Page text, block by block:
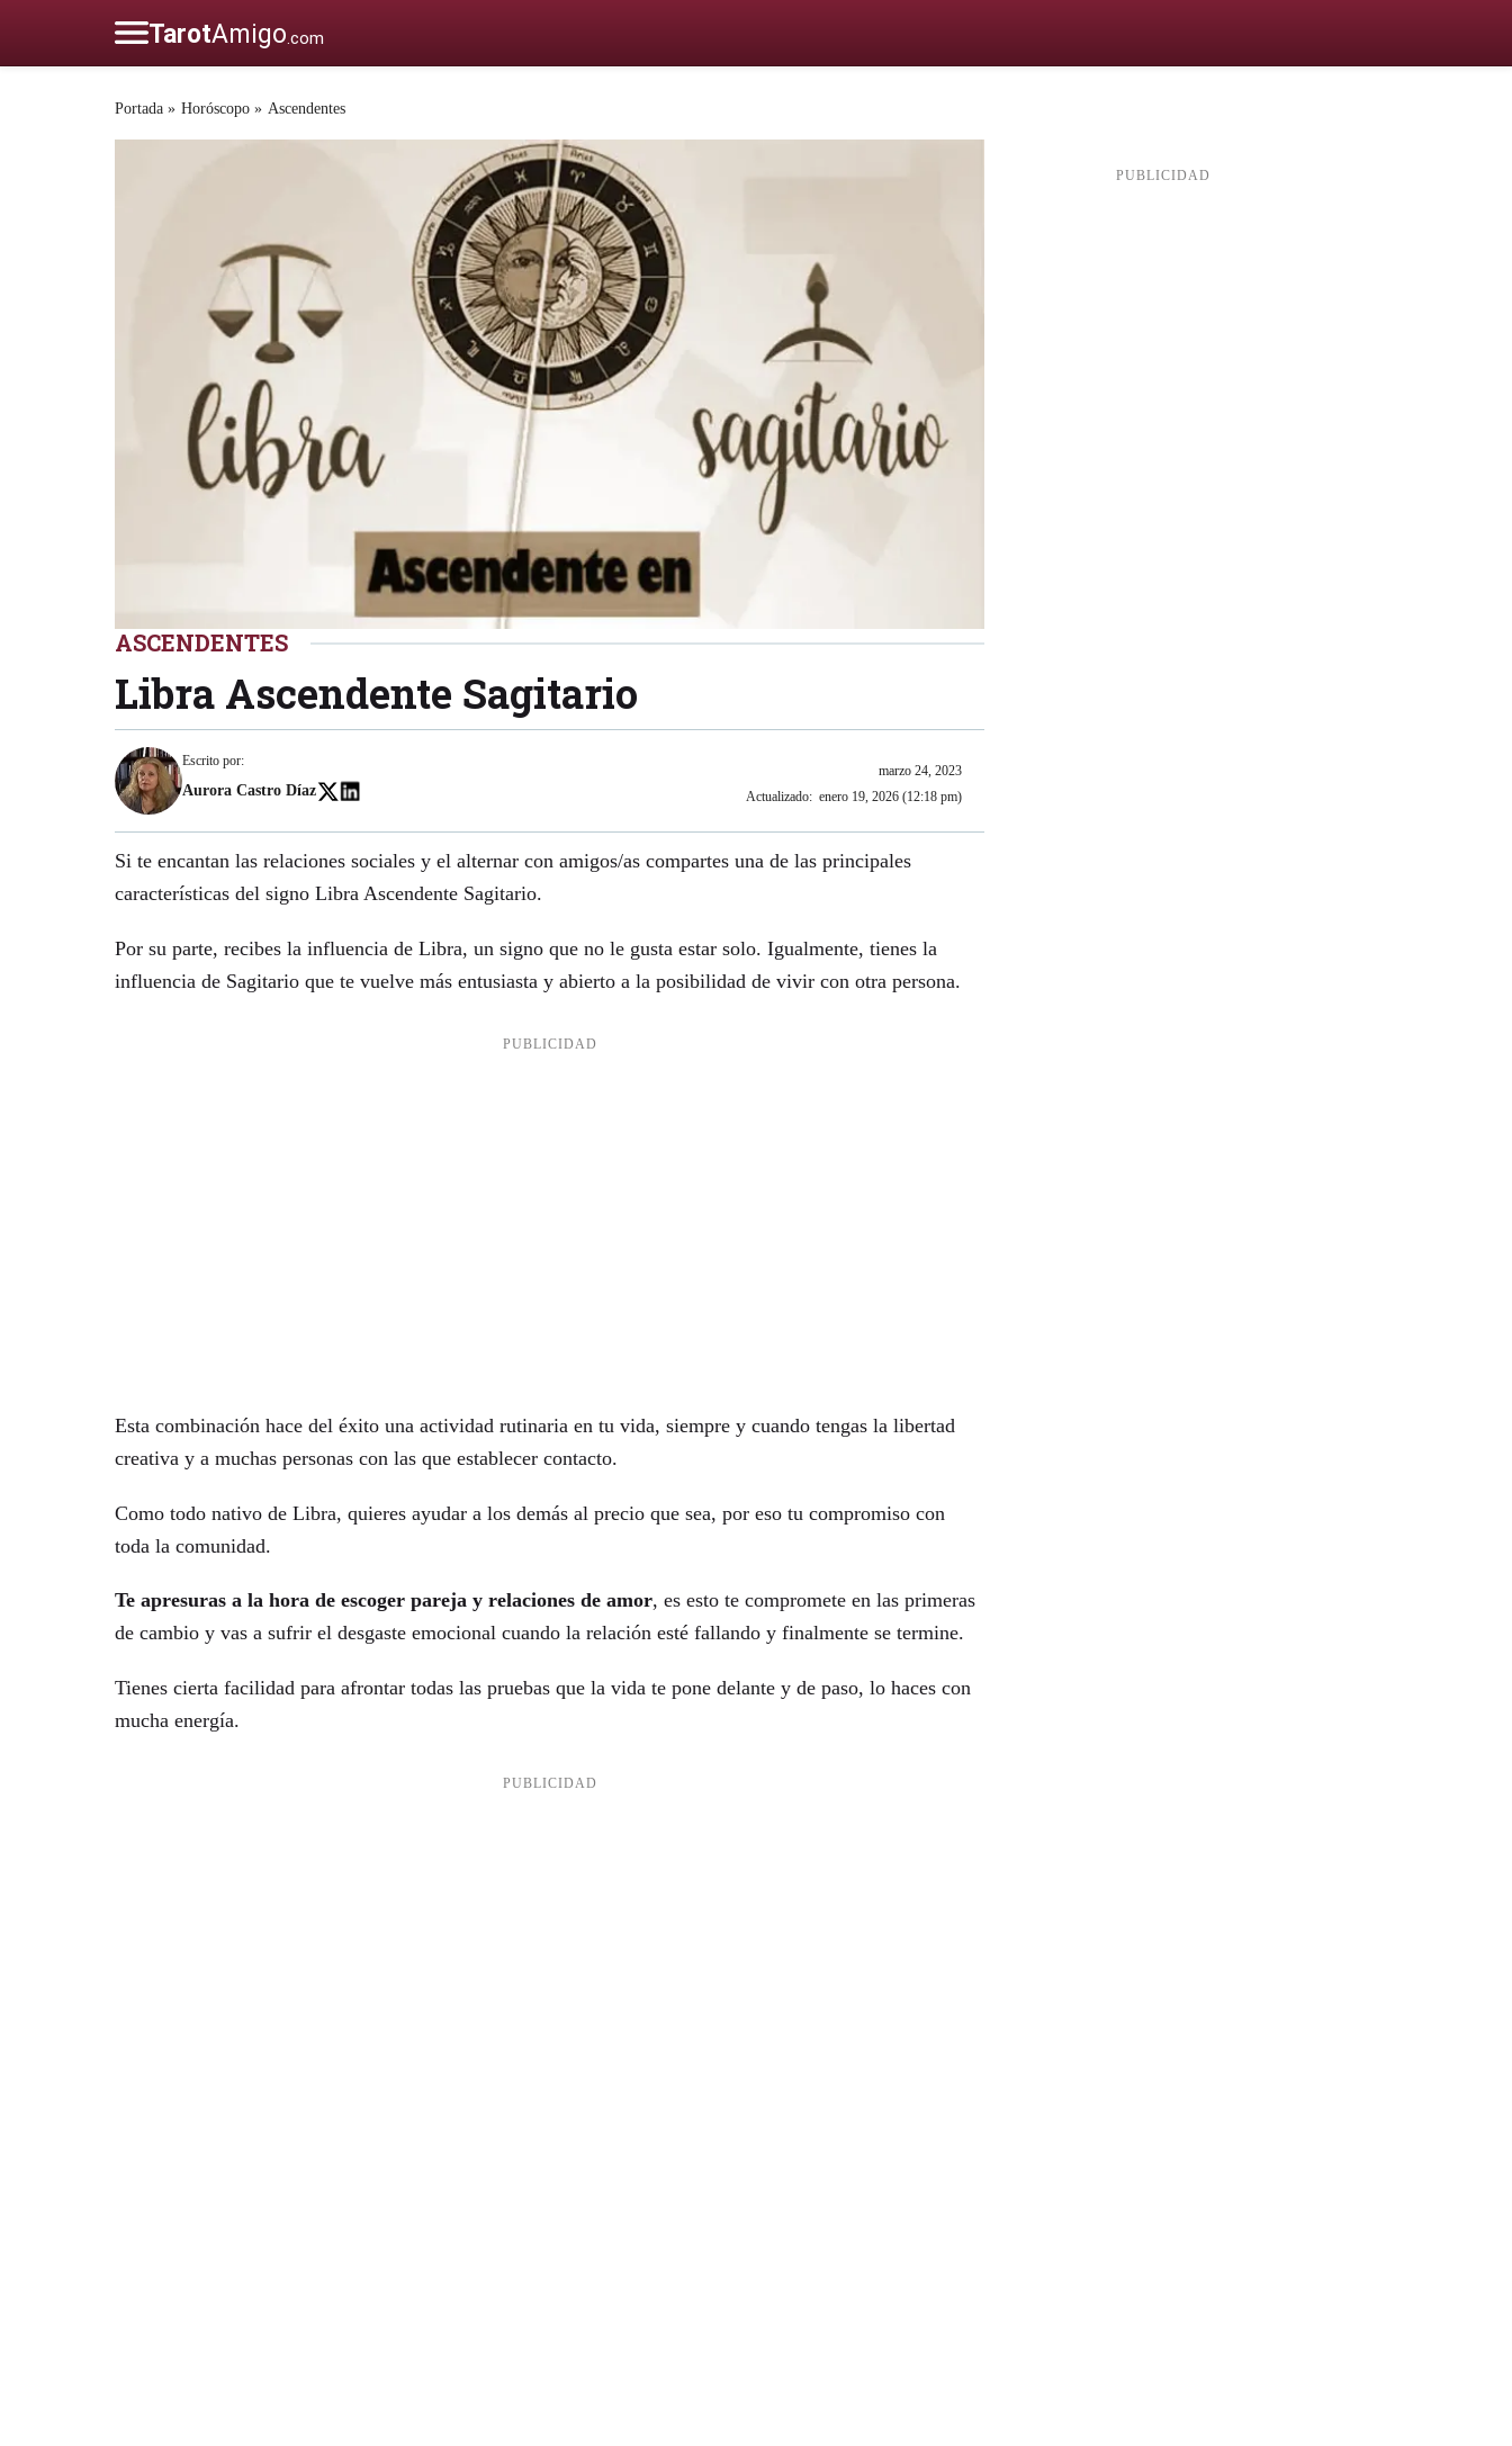
Portada » Horóscopo » Ascendentes
ASCENDENTES
Libra Ascendente Sagitario
Escrito por:
Aurora Castro Díaz
marzo 24, 2023
Actualizado: enero 19, 2026 (12:18 pm)
Si te encantan las relaciones sociales y el alternar con amigos/as compartes una de las principales
características del signo Libra Ascendente Sagitario.
Por su parte, recibes la influencia de Libra, un signo que no le gusta estar solo. Igualmente, tienes la
influencia de Sagitario que te vuelve más entusiasta y abierto a la posibilidad de vivir con otra persona.
Esta combinación hace del éxito una actividad rutinaria en tu vida, siempre y cuando tengas la libertad
creativa y a muchas personas con las que establecer contacto.
Como todo nativo de Libra, quieres ayudar a los demás al precio que sea, por eso tu compromiso con
toda la comunidad.
Te apresuras a la hora de escoger pareja y relaciones de amor, es esto te compromete en las primeras
de cambio y vas a sufrir el desgaste emocional cuando la relación esté fallando y finalmente se termine.
Tienes cierta facilidad para afrontar todas las pruebas que la vida te pone delante y de paso, lo haces con
mucha energía.